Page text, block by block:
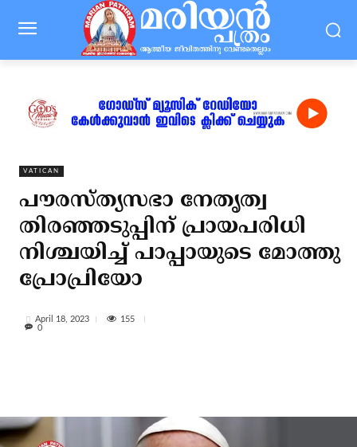
VATICAN
പൗരസ്ത്യസഭാ നേതൃത്വ
തിരഞ്ഞടുപ്പിന് പ്രായപരിധി
നിശ്ചയിച്ച് പാപ്പായുടെ മോത്തു
പ്രോപ്രിയോ
April 18, 2023
155
0